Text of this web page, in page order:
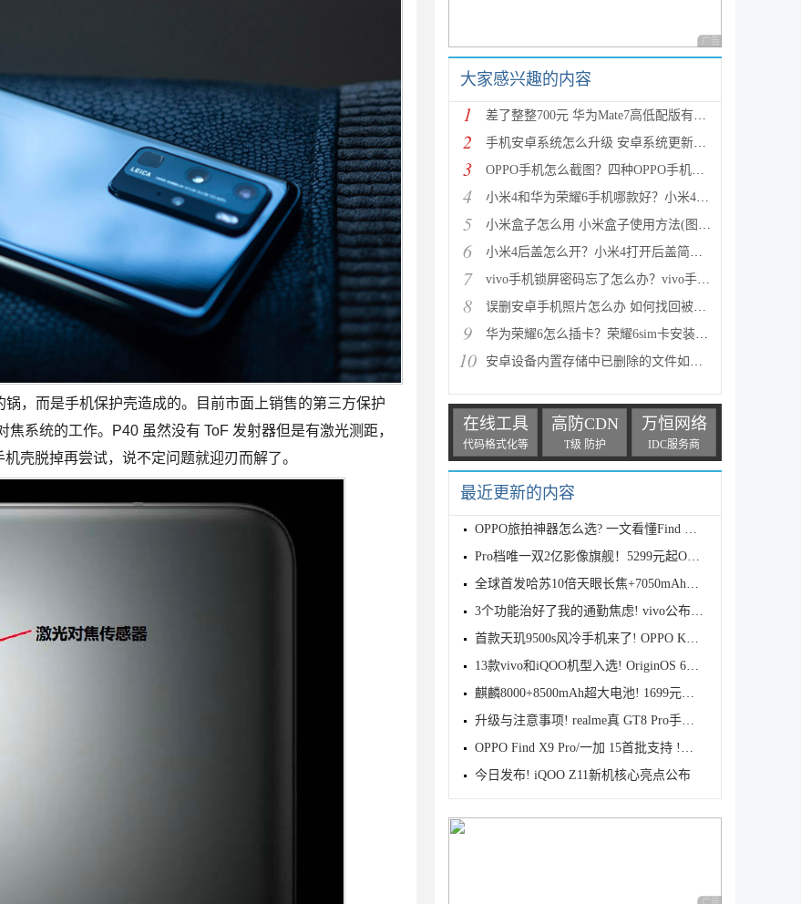
，而是手机保护壳造成的。目前市面上销售的第三方保护
系统的工作。P40 虽然没有 ToF 发射器但是有激光测距，
壳脱掉再尝试，说不定问题就迎刃而解了。
广告 商业广告，理性
大家感兴趣的内容
1 差了整整700元 华为Mate7高低配版有什么区别?
2 手机安卓系统怎么升级 安卓系统更新升级的三种方法介
3 OPPO手机怎么截图？四种OPPO手机截屏方法介绍
4 小米4和华为荣耀6手机哪款好？小米4与荣耀6全方面区别
5 小米盒子怎么用 小米盒子使用方法(图文详解)
6 小米4后盖怎么开？小米4打开后盖简单方法
7 vivo手机锁屏密码忘了怎么办？vivo手机强制解锁的三种
8 误删安卓手机照片怎么办 如何找回被删的图片
9 华为荣耀6怎么插卡？荣耀6sim卡安装方法步骤图文详解
10 安卓设备内置存储中已删除的文件如何恢复
在线工具
代码格式化等
高防CDN
T级 防护
万恒网络
IDC服务商
最近更新的内容
OPPO旅拍神器怎么选? 一文看懂Find X9s Pro和Find X9
Pro档唯一双2亿影像旗舰！5299元起OPPO Find X9s Pro
全球首发哈苏10倍天眼长焦+7050mAh电池! 7499元起OPPO
3个功能治好了我的通勤焦虑! vivo公布OriginOS 6四月
首款天玑9500s风冷手机来了! OPPO K15 Pro系列正式发
13款vivo和iQOO机型入选! OriginOS 6新一轮公测开启招
麒麟8000+8500mAh超大电池! 1699元起华为畅享90 Pro M
升级与注意事项! realme真 GT8 Pro手机适配Android 17
OPPO Find X9 Pro/一加 15首批支持 !基于Android 17 B
今日发布! iQOO Z11新机核心亮点公布